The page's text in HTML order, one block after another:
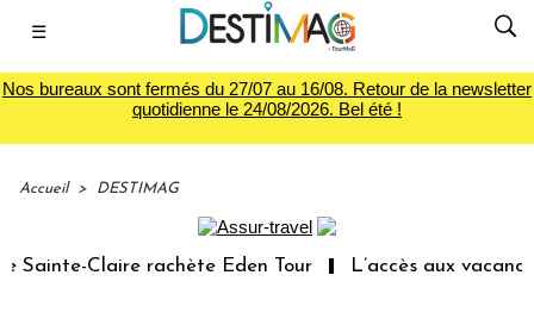
☰
Nos bureaux sont fermés du 27/07 au 16/08. Retour de la newsletter
quotidienne le 24/08/2026. Bel été !
Accueil > DESTIMAG
Claire rachète Eden Tour L’accès aux